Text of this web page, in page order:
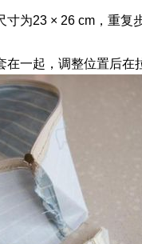
为23 × 26 cm，重复
一起，调整位置后在